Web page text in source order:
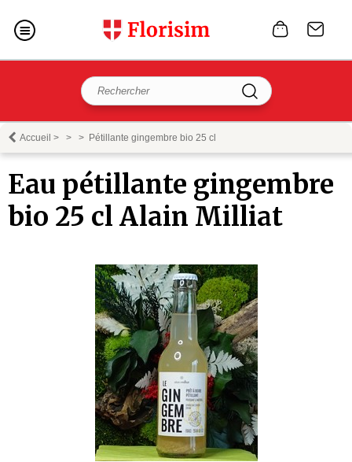
Accueil > > > Pétillante gingembre bio 25 cl
Eau pétillante gingembre
bio 25 cl Alain Milliat